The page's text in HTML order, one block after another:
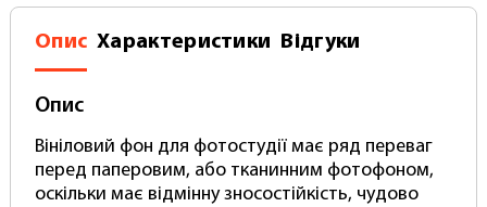
Опис Характеристики Відгуки
Опис
Вініловий фон для фотостудії має ряд переваг
перед паперовим, або тканинним фотофоном,
оскільки має відмінну зносостійкість, чудово